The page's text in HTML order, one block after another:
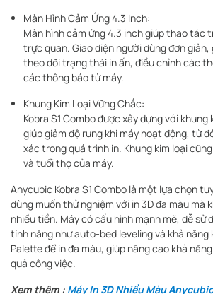
Màn Hình Cảm Ứng 4.3 Inch:
Màn hình cảm ứng 4.3 inch giúp thao tác
trực quan. Giao diện người dùng đơn giản,
theo dõi trạng thái in ấn, điều chỉnh các
các thông báo từ máy.
Khung Kim Loại Vững Chắc:
Kobra S1 Combo được xây dựng với
giúp giảm độ rung khi máy hoạt động, từ
xác trong quá trình in. Khung kim loại
và tuổi thọ của máy.
Anycubic Kobra S1 Combo là một lựa chọn
dùng muốn thử nghiệm với in 3D đa màu mà
nhiều tiền. Máy có cấu hình mạnh mẽ, dễ sử
tính năng như auto-bed leveling và khả năng
Palette để in đa màu, giúp nâng cao khả
quả công việc.
Xem thêm : Máy In 3D Nhiều Màu